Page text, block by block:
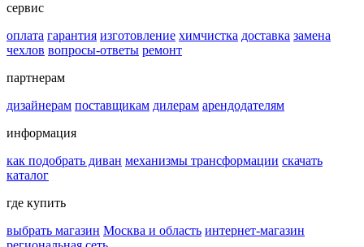
сервис
оплата гарантия изготовление химчистка доставка замена
чехлов вопросы-ответы ремонт
партнерам
дизайнерам поставщикам дилерам арендодателям
информация
как подобрать диван механизмы трансформации скачать
каталог
где купить
выбрать магазин Москва и область интернет-магазин